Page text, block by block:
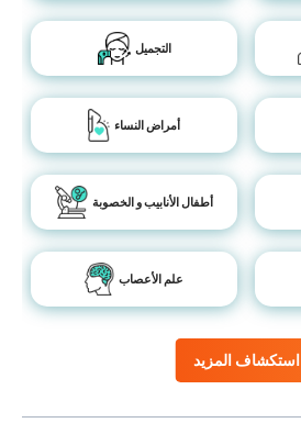
استكشاف المزيد
التجميل
أمراض النساء
أطفال الأنابيب و الخصوبة
علم الأعصاب